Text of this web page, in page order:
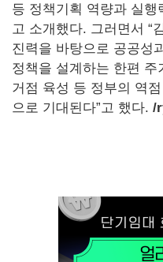
등 정책기획 역량과 실행
고 소개했다. 그러면서 “
진력을 바탕으로 공공성
정책을 설계하는 한편
거점 육성 등 정부의 역
으로 기대된다”고 했다. /